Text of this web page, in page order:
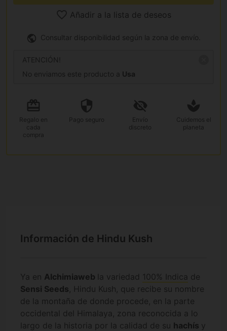
Añadir a la lista de deseos
Consultar disponibilidad según la zona de envío.
ATENCIÓN!
No enviamos este producto a Usa
Regalo en
cada
compra
Pago seguro
Envío
discreto
Cuidemos el
planeta
Información de Hindu Kush
Ya en Alchimiaweb la variedad 100% Indica de
Sensi Seeds , Hindu Kush, que recibe su nombre
de la montaña de donde procede, en la parte
occidental del Himalaya, zona reconocida a lo
largo de la historia por la calidad de su hachís y